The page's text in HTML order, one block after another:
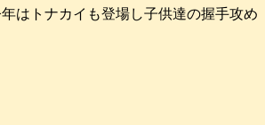
はトナカイも登場し子供達の握手攻め